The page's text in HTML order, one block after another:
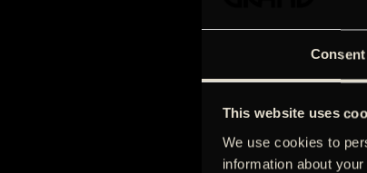
Consent
This website uses
We use cookies to
information about